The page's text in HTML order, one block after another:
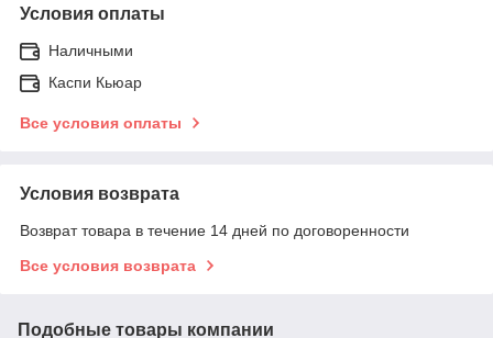
Условия оплаты
Наличными
Каспи Кьюар
Все условия оплаты
Условия возврата
Возврат товара в течение 14 дней по договоренности
Все условия возврата
Подобные товары компании